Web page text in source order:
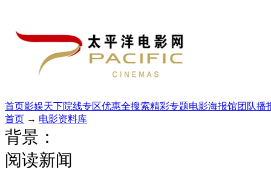
首页影娱天下院线专区优惠全搜索精彩专题电影海报馆团队播
首页 → 电影资料库
背景：
阅读新闻